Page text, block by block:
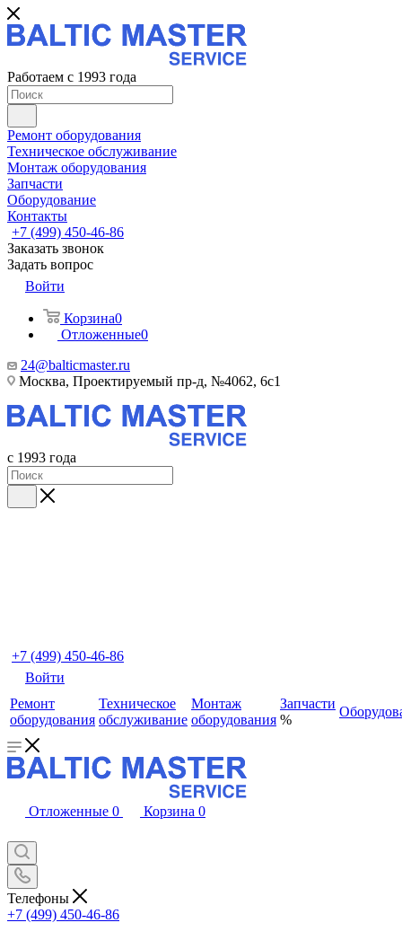
Работаем с 1993 года
Ремонт оборудования
Техническое обслуживание
Монтаж оборудования
Запчасти
Оборудование
Контакты
+7 (499) 450-46-86
Заказать звонок
Задать вопрос
Войти
Корзина0
Отложенные0
24@balticmaster.ru
Москва, Проектируемый пр-д, №4062, 6с1
с 1993 года
+7 (499) 450-46-86
Войти
Ремонт
оборудования
Техническое
обслуживание
Монтаж
оборудования
Запчасти
%
Отложенные 0 Корзина 0
Телефоны
+7 (499) 450-46-86